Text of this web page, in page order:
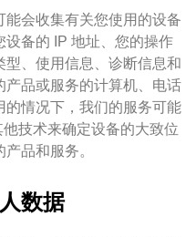
会收集有关您使用的设备
备的 IP 地址、您的操作
、使用信息、诊断信息和
品或服务的计算机、电话
情况下，我们的服务可能
技术来确定设备的大致位
品和服务。
数据